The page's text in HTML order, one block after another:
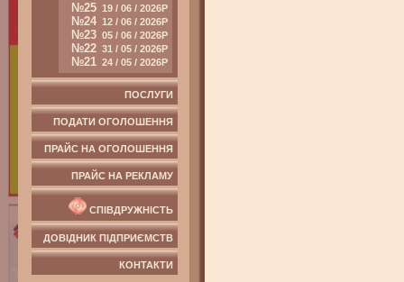
№25 19 / 06 / 2026Р
№24 12 / 06 / 2026Р
№23 05 / 06 / 2026Р
№22 31 / 05 / 2026Р
№21 24 / 05 / 2026Р
ПОСЛУГИ
ПОДАТИ ОГОЛОШЕННЯ
ПРАЙС НА ОГОЛОШЕННЯ
ПРАЙС НА РЕКЛАМУ
СПІВДРУЖНІСТЬ
ДОВІДНИК ПІДПРИЄМСТВ
КОНТАКТИ